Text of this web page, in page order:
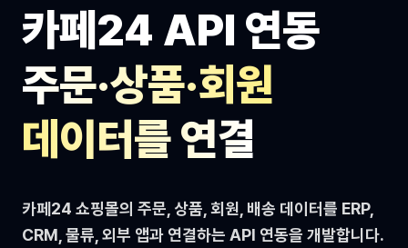
카페24 API 연동
주문·상품·회원
데이터를 연결
카페24 쇼핑몰의 주문, 상품, 회원, 배송 데이터를 ERP,
CRM, 물류, 외부 앱과 연결하는 API 연동을 개발합니다.